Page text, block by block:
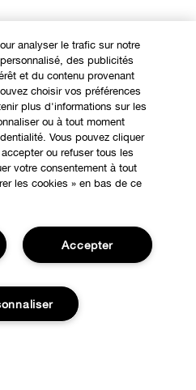
analyser le trafic sur notre
des publicités
et du contenu provenant
choisir vos préférences
plus d'informations sur les
ou à tout moment
Vous pouvez cliquer
ou refuser tous les
votre consentement à tout
les cookies » en bas de ce
Accepter